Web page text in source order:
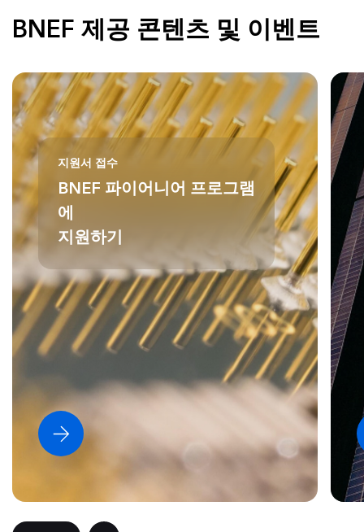
BNEF 제공 콘텐츠 및 이벤트
지원서 접수
BNEF 파이어니어 프로그램
에
지원하기